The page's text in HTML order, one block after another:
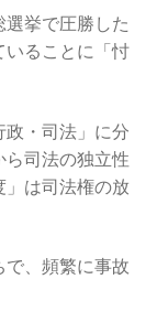
敗続きで計画
稼働４０年
民事裁判で認
挙で圧勝した
ることに「忖
・司法」に分
司法の独立性
」は司法権の放
、頻繁に事故